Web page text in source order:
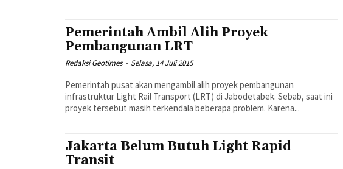
Pemerintah Ambil Alih Proyek
Pembangunan LRT
Redaksi Geotimes - Selasa, 14 Juli 2015
Pemerintah pusat akan mengambil alih proyek pembangunan
infrastruktur Light Rail Transport (LRT) di Jabodetabek. Sebab, saat ini
proyek tersebut masih terkendala beberapa problem. Karena...
Jakarta Belum Butuh Light Rapid
Transit